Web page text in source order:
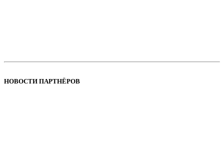
НОВОСТИ ПАРТНЁРОВ